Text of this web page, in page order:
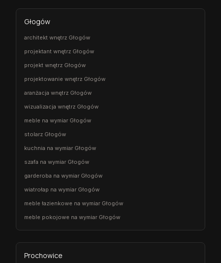
Głogów
architekt wnętrz Głogów
projektant wnętrz Głogów
projekt wnętrz Głogów
projektowanie wnętrz Głogów
aranżacja wnętrz Głogów
wizualizacja wnętrz Głogów
meble na wymiar Głogów
stolarz Głogów
kuchnia na wymiar Głogów
szafa na wymiar Głogów
garderoba na wymiar Głogów
wiatrołap na wymiar Głogów
meble łazienkowe na wymiar Głogów
meble pokojowe na wymiar Głogów
Prochowice